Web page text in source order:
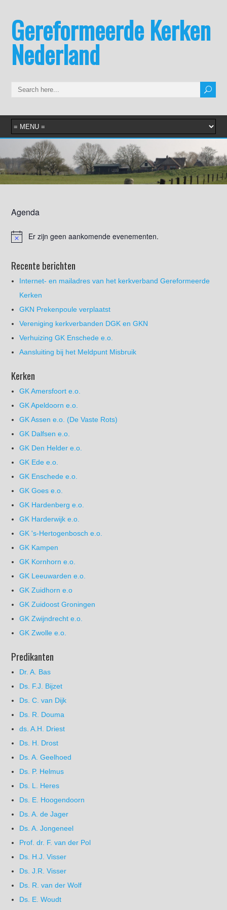
Gereformeerde Kerken
Nederland
Agenda
Er zijn geen aankomende evenementen.
Recente berichten
Internet- en mailadres van het kerkverband Gereformeerde
Kerken
GKN Prekenpoule verplaatst
Vereniging kerkverbanden DGK en GKN
Verhuizing GK Enschede e.o.
Aansluiting bij het Meldpunt Misbruik
Kerken
GK Amersfoort e.o.
GK Apeldoorn e.o.
GK Assen e.o. (De Vaste Rots)
GK Dalfsen e.o.
GK Den Helder e.o.
GK Ede e.o.
GK Enschede e.o.
GK Goes e.o.
GK Hardenberg e.o.
GK Harderwijk e.o.
GK 's-Hertogenbosch e.o.
GK Kampen
GK Kornhorn e.o.
GK Leeuwarden e.o.
GK Zuidhorn e.o
GK Zuidoost Groningen
GK Zwijndrecht e.o.
GK Zwolle e.o.
Predikanten
Dr. A. Bas
Ds. F.J. Bijzet
Ds. C. van Dijk
Ds. R. Douma
ds. A.H. Driest
Ds. H. Drost
Ds. A. Geelhoed
Ds. P. Helmus
Ds. L. Heres
Ds. E. Hoogendoorn
Ds. A. de Jager
Ds. A. Jongeneel
Prof. dr. F. van der Pol
Ds. H.J. Visser
Ds. J.R. Visser
Ds. R. van der Wolf
Ds. E. Woudt